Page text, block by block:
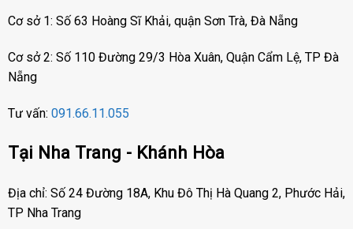
Cơ sở 1: Số 63 Hoàng Sĩ Khải, quận Sơn Trà, Đà Nẵng
Cơ sở 2: Số 110 Đường 29/3 Hòa Xuân, Quận Cẩm Lệ, TP Đà
Nẵng
Tư vấn: 091.66.11.055
Tại Nha Trang - Khánh Hòa
Địa chỉ: Số 24 Đường 18A, Khu Đô Thị Hà Quang 2, Phước Hải,
TP Nha Trang